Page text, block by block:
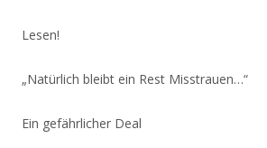
Lesen!
„Natürlich bleibt ein Rest Misstrauen…“
Ein gefährlicher Deal